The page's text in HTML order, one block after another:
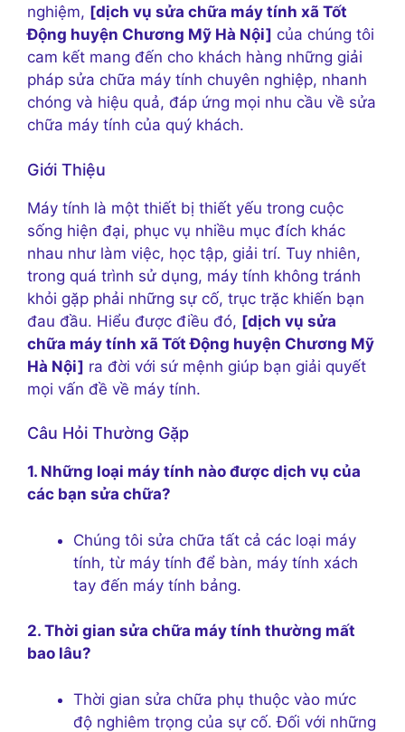
nghiệm, [dịch vụ sửa chữa máy tính xã Tốt
Động huyện Chương Mỹ Hà Nội] của chúng tôi
cam kết mang đến cho khách hàng những giải
pháp sửa chữa máy tính chuyên nghiệp, nhanh
chóng và hiệu quả, đáp ứng mọi nhu cầu về sửa
chữa máy tính của quý khách.
Giới Thiệu
Máy tính là một thiết bị thiết yếu trong cuộc
sống hiện đại, phục vụ nhiều mục đích khác
nhau như làm việc, học tập, giải trí. Tuy nhiên,
trong quá trình sử dụng, máy tính không tránh
khỏi gặp phải những sự cố, trục trặc khiến bạn
đau đầu. Hiểu được điều đó, [dịch vụ sửa
chữa máy tính xã Tốt Động huyện Chương Mỹ
Hà Nội] ra đời với sứ mệnh giúp bạn giải quyết
mọi vấn đề về máy tính.
Câu Hỏi Thường Gặp
1. Những loại máy tính nào được dịch vụ của
các bạn sửa chữa?
Chúng tôi sửa chữa tất cả các loại máy
tính, từ máy tính để bàn, máy tính xách
tay đến máy tính bảng.
2. Thời gian sửa chữa máy tính thường mất
bao lâu?
Thời gian sửa chữa phụ thuộc vào mức
độ nghiêm trọng của sự cố. Đối với những